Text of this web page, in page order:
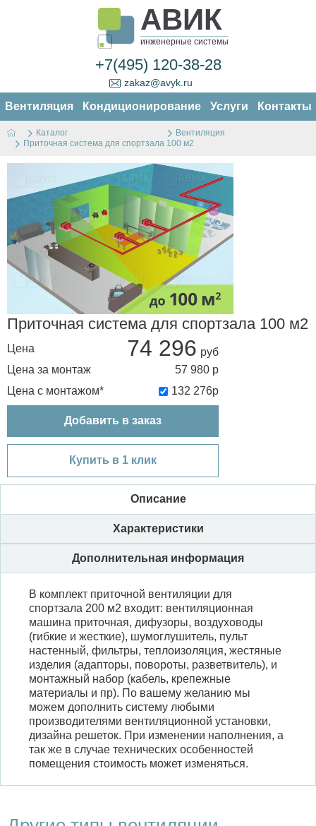
АВИК
инженерные системы
+7(495) 120-38-28
zakaz@avyk.ru
Вентиляция Кондиционирование Услуги Контакты
Каталог
Вентиляция
Приточная система для спортзала 100 м2
Приточная система для спортзала 100 м2
Цена 74 296
Цена за монтаж 57 980 р
Цена с монтажом*
132 276р
Добавить в заказ
Купить в 1 клик
Описание
Характеристики
Дополнительная информация
В комплект приточной вентиляции для
спортзала 200 м2 входит: вентиляционная
машина приточная, дифузоры, воздуховоды
(гибкие и жесткие), шумоглушитель, пульт
настенный, фильтры, теплоизоляция, жестяные
изделия (адапторы, повороты, разветвитель), и
монтажный набор (кабель, крепежные
материалы и пр). По вашему желанию мы
можем дополнить систему любыми
производителями вентиляционной установки,
дизайна решеток. При изменении наполнения, а
так же в случае технических особенностей
помещения стоимость может изменяться.